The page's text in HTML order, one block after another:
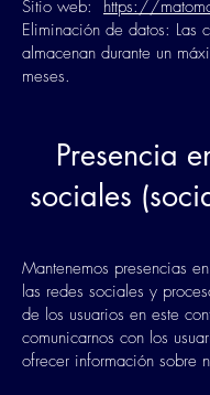
Sitio web: https://
Eliminación de datos: Las
almacenan durante un
meses.
Presencia
sociales
Mantenemos presencias
las redes sociales y
de los usuarios en este
comunicarnos con los
ofrecer información sobre